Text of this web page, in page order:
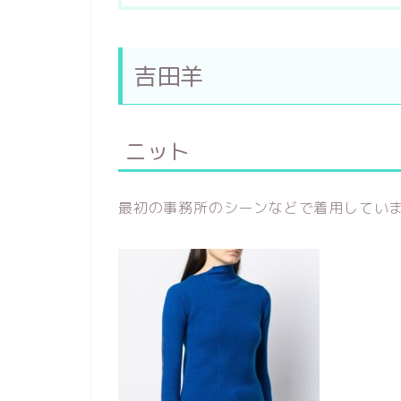
吉田羊
ニット
最初の事務所のシーンなどで着用してい